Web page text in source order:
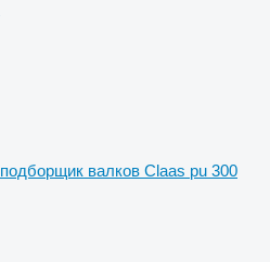
подборщик валков Claas pu 300